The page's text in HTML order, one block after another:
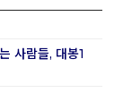
사람들, 대봉1